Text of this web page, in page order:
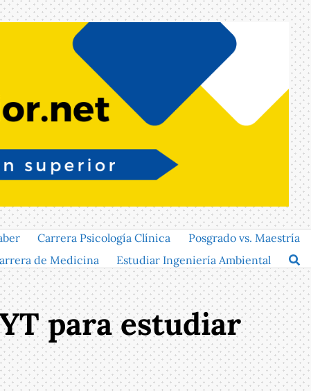
Carrera Psicología Clínica
Posgrado vs. Maestría
de Medicina Estudiar Ingeniería Ambiental
para estudiar